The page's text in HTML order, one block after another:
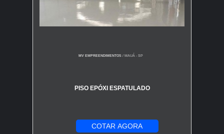
MV EMPREENDIMENTOS/ MAUÁ - SP
PISO EPÓXI ESPATULADO
COTAR AGORA